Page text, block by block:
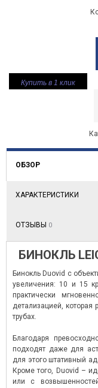
Купить в 1 клик
ОБЗОР
ХАРАКТЕРИСТИКИ
ОТЗЫВЫ 0
БИНОКЛЬ
Бинокль Duovid с
увеличения: 10 и 15
практически
детализацией,
трубах.
Благодаря
подходят даже для
для этого штативный
Кроме того, Duovid –
или с